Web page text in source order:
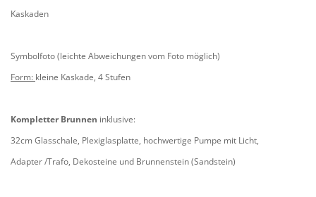
Kaskaden
Symbolfoto (leichte Abweichungen vom Foto möglich)
Form: kleine Kaskade, 4 Stufen
Kompletter Brunnen inklusive:
32cm Glasschale, Plexiglasplatte, hochwertige Pumpe mit Licht,
Adapter /Trafo, Dekosteine und Brunnenstein (Sandstein)